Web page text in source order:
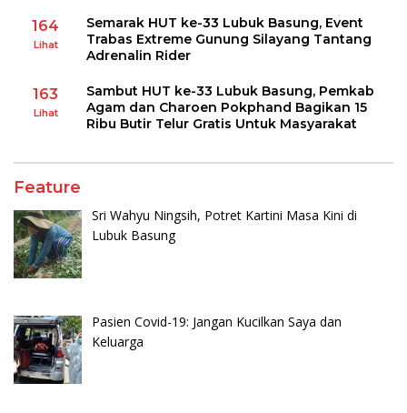
164
Lihat
Semarak HUT ke-33 Lubuk Basung, Event
Trabas Extreme Gunung Silayang Tantang
Adrenalin Rider
163
Lihat
Sambut HUT ke-33 Lubuk Basung, Pemkab
Agam dan Charoen Pokphand Bagikan 15
Ribu Butir Telur Gratis Untuk Masyarakat
Feature
Sri Wahyu Ningsih, Potret Kartini Masa Kini di
Lubuk Basung
Pasien Covid-19: Jangan Kucilkan Saya dan
Keluarga